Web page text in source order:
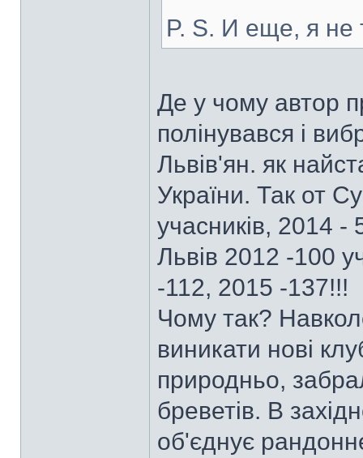
P. S. И еще, я не
Де у чому автор
полінувався і
Львів'ян. як
України. Так от
учасників, 2014
Львів 2012 -100
-112, 2015 -137!!!
Чому так?
виникати нові
природньо,
бреветів. В
об'єднує